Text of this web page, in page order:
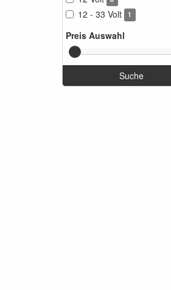
12 - 33 Volt 1
Preis Auswahl
Suche